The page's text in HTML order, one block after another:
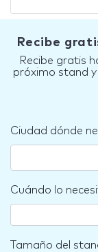
Recibe
Recibe gratis
próximo stand
Ciudad dónde
Cuándo lo
Tamaño del